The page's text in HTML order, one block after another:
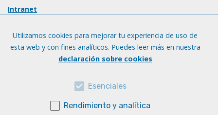
Intranet
Utilizamos cookies para mejorar tu experiencia de uso de
esta web y con fines analíticos. Puedes leer más en nuestra
declaración sobre cookies
Esenciales
Rendimiento y analítica